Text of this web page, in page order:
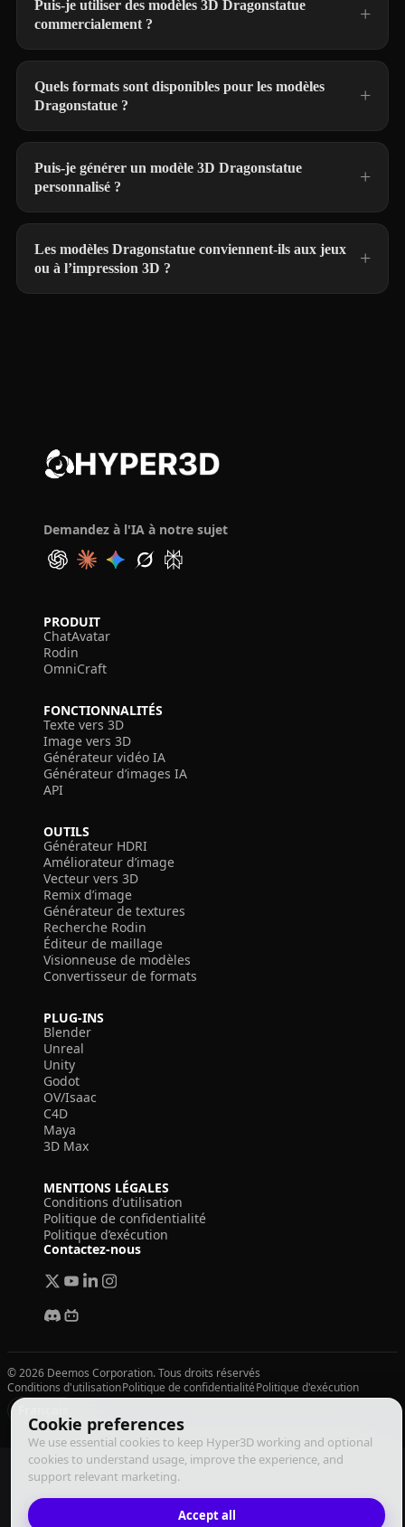
Cookie preferences
We use essential cookies to keep Hyper3D working and optional
cookies to understand usage, improve the experience, and
support relevant marketing.
Accept all
Puis-je utiliser des modèles 3D Dragonstatue
commercialement ?
Quels formats sont disponibles pour les modèles
Dragonstatue ?
Puis-je générer un modèle 3D Dragonstatue
personnalisé ?
Les modèles Dragonstatue conviennent-ils aux jeux
ou à l’impression 3D ?
Demandez à l'IA à notre sujet
PRODUIT
ChatAvatar
Rodin
OmniCraft
FONCTIONNALITÉS
Texte vers 3D
Image vers 3D
Générateur vidéo IA
Générateur d’images IA
API
OUTILS
Générateur HDRI
Améliorateur d’image
Vecteur vers 3D
Remix d’image
Générateur de textures
Recherche Rodin
Éditeur de maillage
Visionneuse de modèles
Convertisseur de formats
PLUG-INS
Blender
Unreal
Unity
Godot
OV/Isaac
C4D
Maya
3D Max
MENTIONS LÉGALES
Conditions d’utilisation
Politique de confidentialité
Politique d’exécution
Contactez-nous
© 2026 Deemos Corporation. Tous droits réservés
Conditions d'utilisationPolitique de confidentialitéPolitique d'exécution